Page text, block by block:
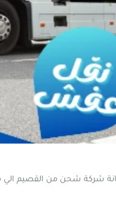
شركة شحن من القصيم